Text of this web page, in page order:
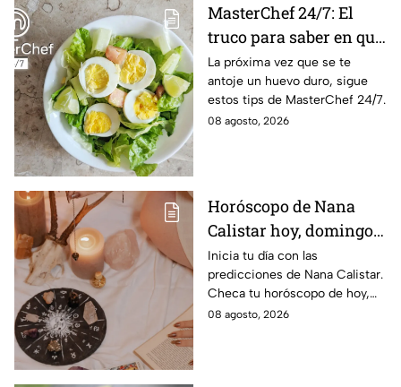
MasterChef 24/7: El
truco para saber en qué
momento está listo un
huevo cocido
La próxima vez que se te
antoje un huevo duro, sigue
estos tips de MasterChef 24/7.
08 agosto, 2026
Horóscopo de Nana
Calistar hoy, domingo 9
de agosto: estos signos
tendrán ingresos extra
Inicia tu día con las
predicciones de Nana Calistar.
Checa tu horóscopo de hoy,
domingo 9 de agosto, y
08 agosto, 2026